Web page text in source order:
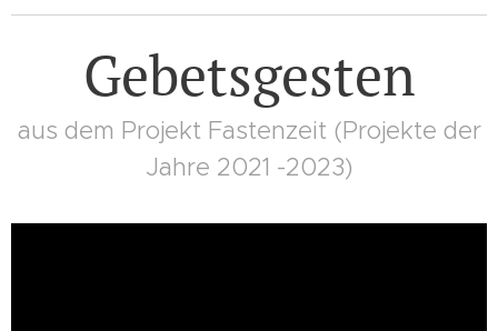
Gebetsgesten
aus dem Projekt Fastenzeit (Projekte der
Jahre 2021 -2023)